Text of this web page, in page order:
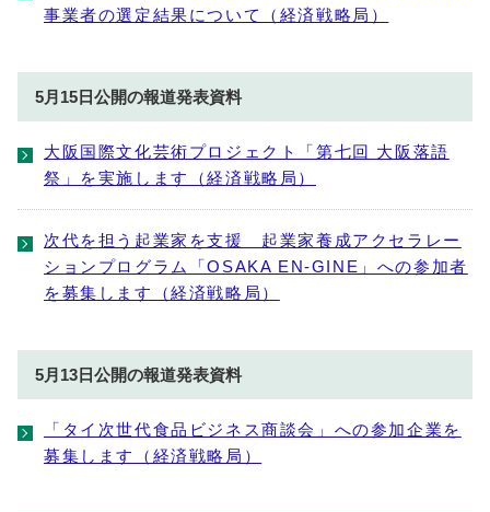
事業者の選定結果について（経済戦略局）
5月15日公開の報道発表資料
大阪国際文化芸術プロジェクト「第七回 大阪落語
祭」を実施します（経済戦略局）
次代を担う起業家を支援 起業家養成アクセラレー
ションプログラム「OSAKA EN-GINE」への参加者
を募集します（経済戦略局）
5月13日公開の報道発表資料
「タイ次世代食品ビジネス商談会」への参加企業を
募集します（経済戦略局）